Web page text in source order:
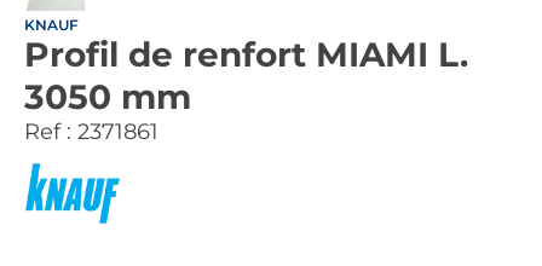
KNAUF
Profil de renfort MIAMI L.
3050 mm
Ref : 2371861